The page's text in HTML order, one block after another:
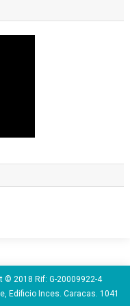
© 2018 Rif: G-20009922-4
Edificio Inces. Caracas. 1041